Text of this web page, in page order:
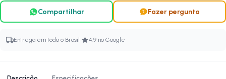
Compartilhar Fazer pergunta
Entrega em todo o Brasil · 4,9 no Google